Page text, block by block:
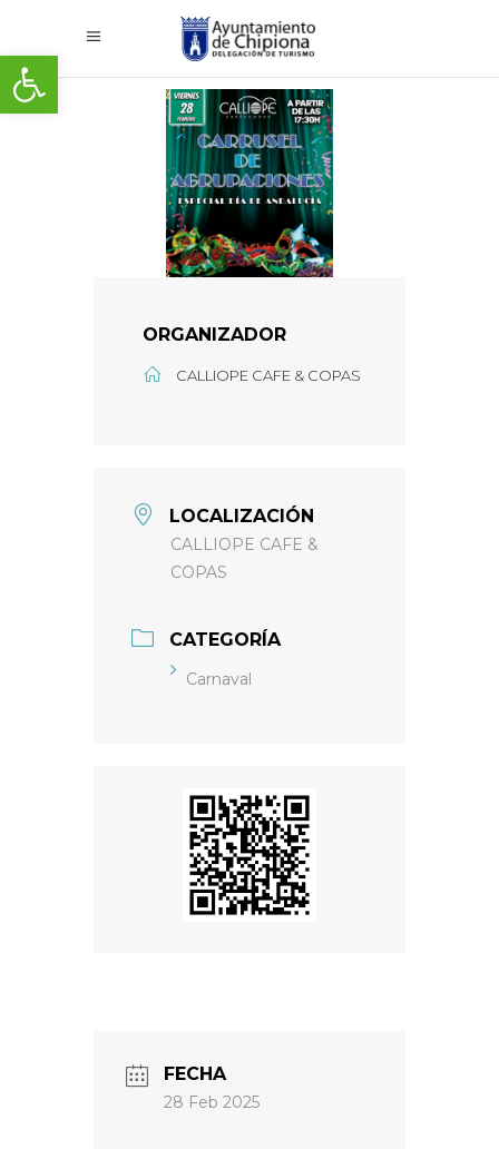
Abrir barra de herramientas
ORGANIZADOR
CALLIOPE CAFE & COPAS
LOCALIZACIÓN
CALLIOPE CAFE &
COPAS
CATEGORÍA
Carnaval
FECHA
28 Feb 2025